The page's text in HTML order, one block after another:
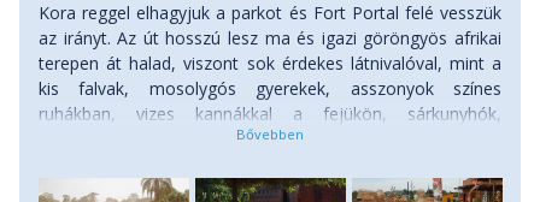
Kora reggel elhagyjuk a parkot és Fort Portal felé vesszük
az irányt. Az út hosszú lesz ma és igazi göröngyös afrikai
terepen át halad, viszont sok érdekes látnivalóval, mint a
kis falvak, mosolygós gyerekek, asszonyok színes
ruhákban, vizes kannákkal a fejükön, sárkunyhók,
marhacsordák az út közepén, ültetvények, esőerdő
helyi kis étterembe, ahol hideg itallal hűtjük le magunkat.